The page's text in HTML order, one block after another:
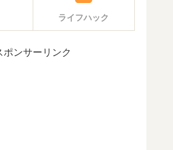
ライフハック
ポンサーリンク